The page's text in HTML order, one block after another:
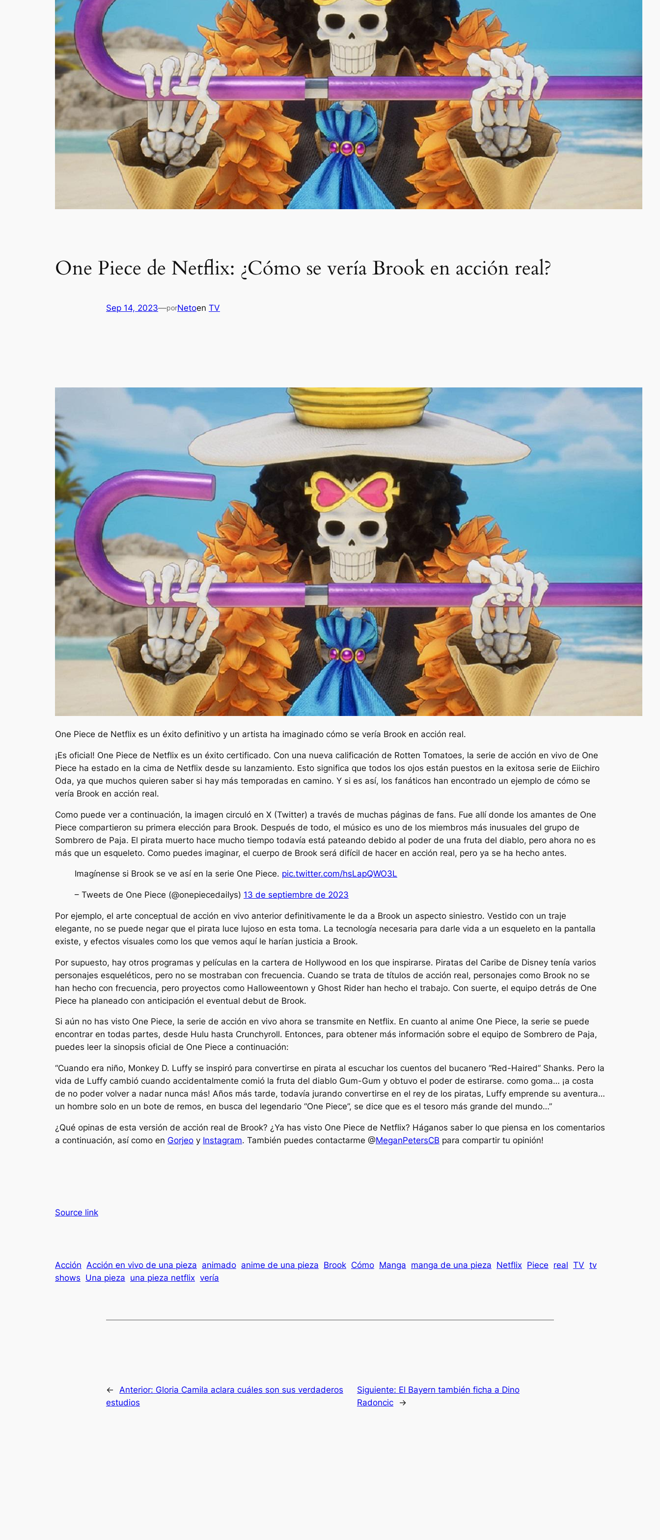
One Piece de Netflix: ¿Cómo se vería Brook en acción real?
Sep 14, 2023—porNetoen TV
One Piece de Netflix es un éxito definitivo y un artista ha imaginado cómo se vería Brook en acción real.
¡Es oficial! One Piece de Netflix es un éxito certificado. Con una nueva calificación de Rotten Tomatoes, la serie de acción en vivo de One
Piece ha estado en la cima de Netflix desde su lanzamiento. Esto significa que todos los ojos están puestos en la exitosa serie de Eiichiro
Oda, ya que muchos quieren saber si hay más temporadas en camino. Y si es así, los fanáticos han encontrado un ejemplo de cómo se
vería Brook en acción real.
Como puede ver a continuación, la imagen circuló en X (Twitter) a través de muchas páginas de fans. Fue allí donde los amantes de One
Piece compartieron su primera elección para Brook. Después de todo, el músico es uno de los miembros más inusuales del grupo de
Sombrero de Paja. El pirata muerto hace mucho tiempo todavía está pateando debido al poder de una fruta del diablo, pero ahora no es
más que un esqueleto. Como puedes imaginar, el cuerpo de Brook será difícil de hacer en acción real, pero ya se ha hecho antes.
Imagínense si Brook se ve así en la serie One Piece. pic.twitter.com/hsLapQWO3L
– Tweets de One Piece (@onepiecedaiIys) 13 de septiembre de 2023
Por ejemplo, el arte conceptual de acción en vivo anterior definitivamente le da a Brook un aspecto siniestro. Vestido con un traje
elegante, no se puede negar que el pirata luce lujoso en esta toma. La tecnología necesaria para darle vida a un esqueleto en la pantalla
existe, y efectos visuales como los que vemos aquí le harían justicia a Brook.
Por supuesto, hay otros programas y películas en la cartera de Hollywood en los que inspirarse. Piratas del Caribe de Disney tenía varios
personajes esqueléticos, pero no se mostraban con frecuencia. Cuando se trata de títulos de acción real, personajes como Brook no se
han hecho con frecuencia, pero proyectos como Halloweentown y Ghost Rider han hecho el trabajo. Con suerte, el equipo detrás de One
Piece ha planeado con anticipación el eventual debut de Brook.
Si aún no has visto One Piece, la serie de acción en vivo ahora se transmite en Netflix. En cuanto al anime One Piece, la serie se puede
encontrar en todas partes, desde Hulu hasta Crunchyroll. Entonces, para obtener más información sobre el equipo de Sombrero de Paja,
puedes leer la sinopsis oficial de One Piece a continuación:
“Cuando era niño, Monkey D. Luffy se inspiró para convertirse en pirata al escuchar los cuentos del bucanero “Red-Haired” Shanks. Pero la
vida de Luffy cambió cuando accidentalmente comió la fruta del diablo Gum-Gum y obtuvo el poder de estirarse. como goma… ¡a costa
de no poder volver a nadar nunca más! Años más tarde, todavía jurando convertirse en el rey de los piratas, Luffy emprende su aventura…
un hombre solo en un bote de remos, en busca del legendario “One Piece”, se dice que es el tesoro más grande del mundo…”
¿Qué opinas de esta versión de acción real de Brook? ¿Ya has visto One Piece de Netflix? Háganos saber lo que piensa en los comentarios
a continuación, así como en Gorjeo y Instagram. También puedes contactarme @MeganPetersCB para compartir tu opinión!
Source link
Acción Acción en vivo de una pieza animado anime de una pieza Brook Cómo Manga manga de una pieza Netflix Piece real TV tv
shows Una pieza una pieza netflix vería
← Anterior: Gloria Camila aclara cuáles son sus verdaderos
estudios
Siguiente: El Bayern también ficha a Dino
Radoncic
→